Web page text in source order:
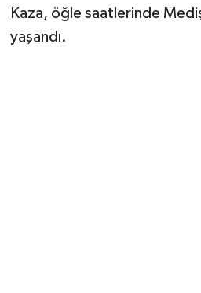
Kaza, öğle saatlerinde
yaşandı.